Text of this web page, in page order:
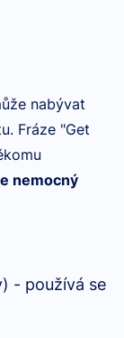
nabývat
Fráze "Get
nemocný
- používá se